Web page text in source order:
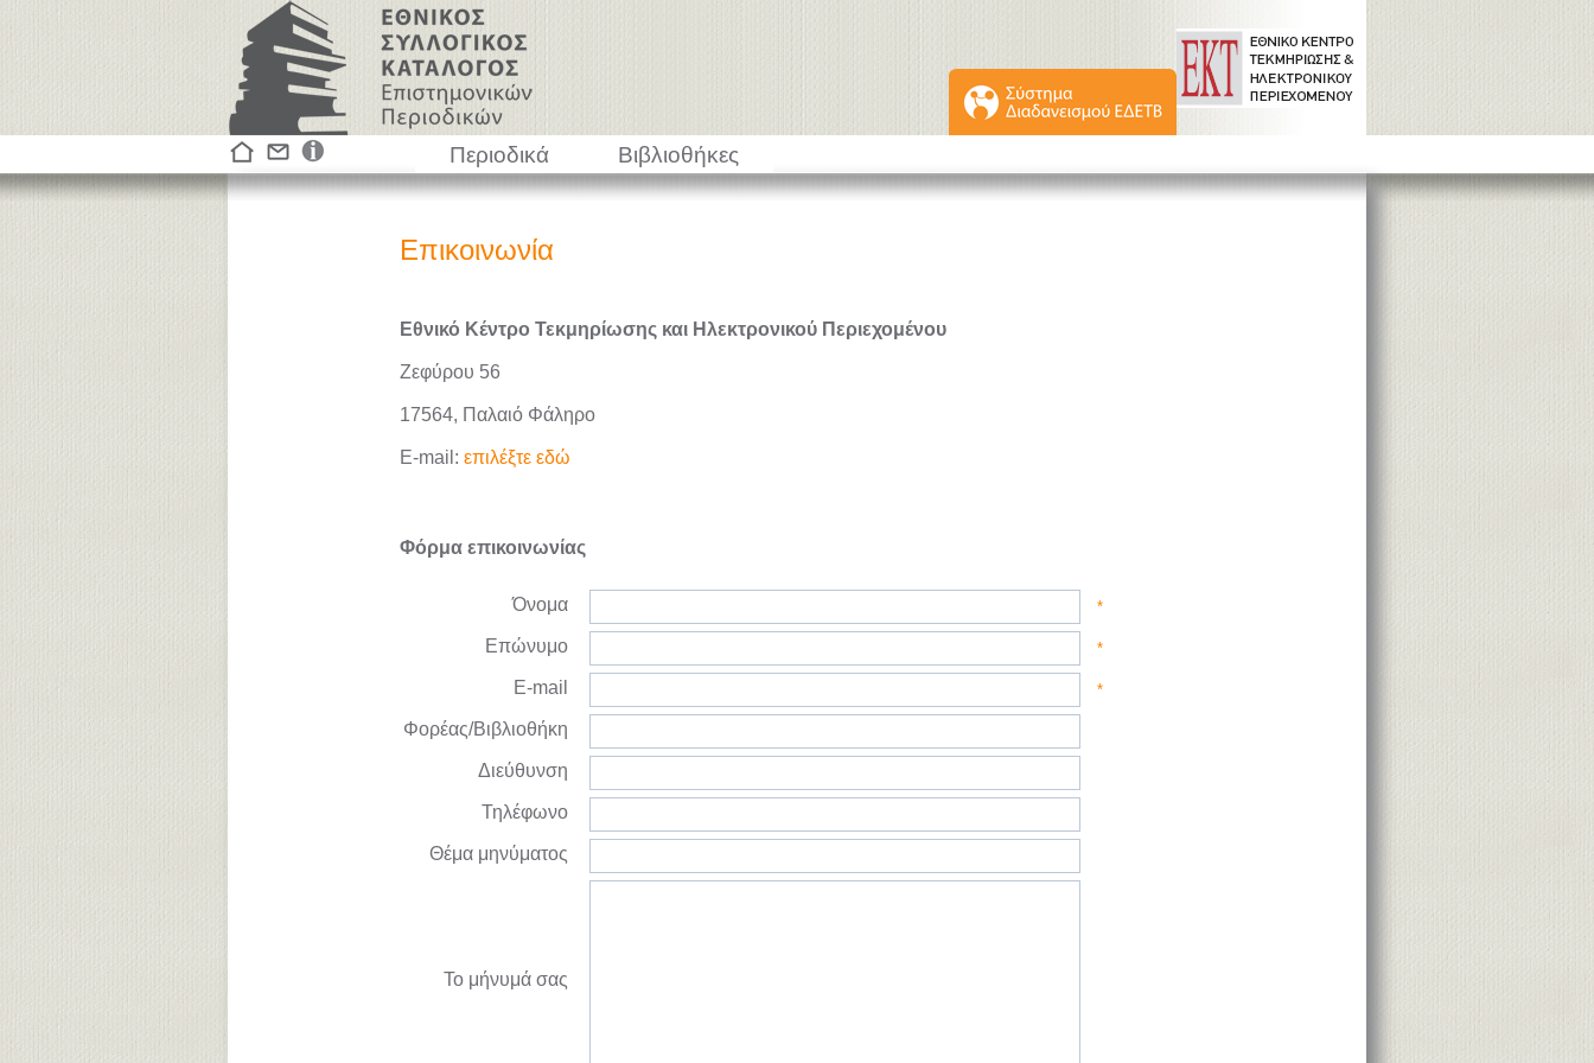
Περιοδικά Βιβλιοθήκες
Επικοινωνία
Εθνικό Κέντρο Τεκμηρίωσης και Ηλεκτρονικού Περιεχομένου
Ζεφύρου 56
17564, Παλαιό Φάληρο
E-mail: επιλέξτε εδώ
Φόρμα επικοινωνίας
Όνομα *
Επώνυμο *
E-mail *
Φορέας/Βιβλιοθήκη
Διεύθυνση
Τηλέφωνο
Θέμα μηνύματος
Το μήνυμά σας